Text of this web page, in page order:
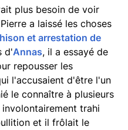
plus besoin de voir
a laissé les choses
et arrestation de
d'Annas, il a essayé de
repousser les
l'accusaient d'être l'un
le connaître à plusieurs
trahi
et il frôlait le